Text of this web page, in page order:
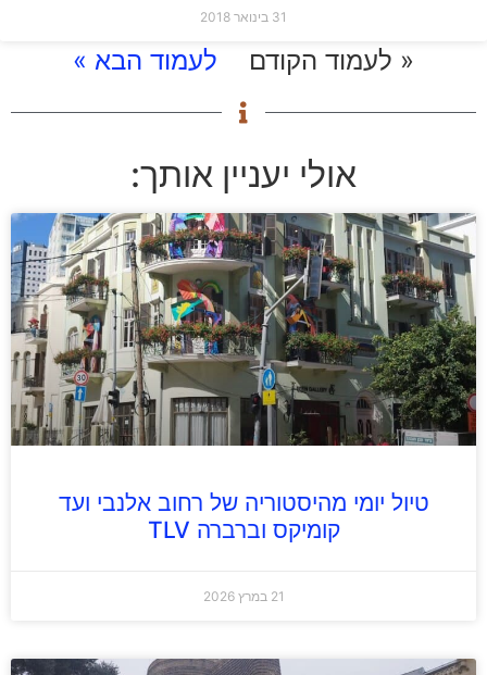
31 בינואר 2018
« לעמוד הקודם לעמוד הבא »
אולי יעניין אותך:
טיול יומי מהיסטוריה של רחוב אלנבי ועד
קומיקס וברברה TLV
21 במרץ 2026